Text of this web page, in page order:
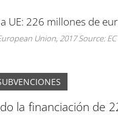
Union, 2017 Source: EC
la financiación de